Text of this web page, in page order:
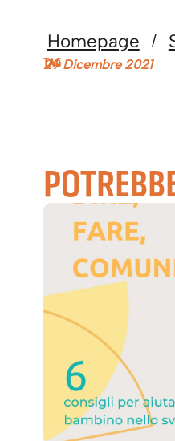
Homepage /
29 Dicembre 2021
TAG